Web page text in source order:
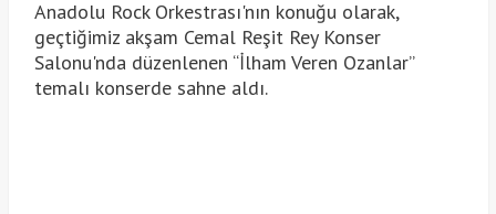
Anadolu Rock Orkestrası'nın konuğu olarak,
geçtiğimiz akşam Cemal Reşit Rey Konser
Salonu'nda düzenlenen “İlham Veren Ozanlar”
temalı konserde sahne aldı.